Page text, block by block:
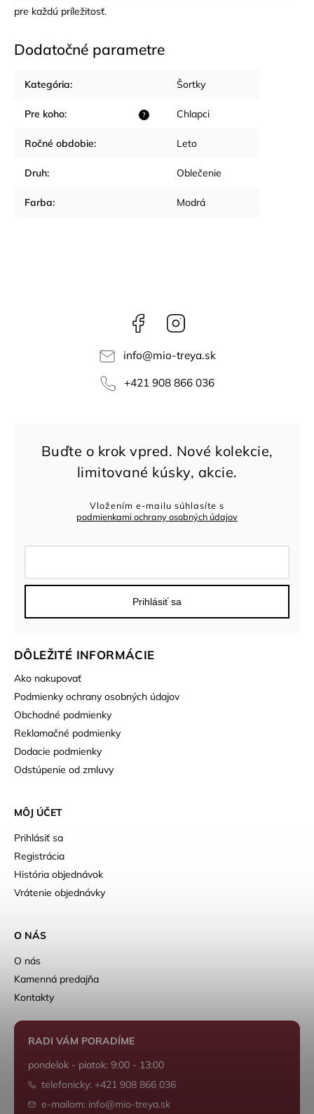
pre každú príležitosť.
Dodatočné parametre
Kategória: Šortky
?
Pre koho: Chlapci
Ročné obdobie: Leto
Druh: Oblečenie
Farba: Modrá
Facebook
info@mio-treya.sk
+421 908 866 036
DÔLEŽITÉ INFORMÁCIE
Ako nakupovať
Podmienky ochrany osobných údajov
Obchodné podmienky
Reklamačné podmienky
Dodacie podmienky
Odstúpenie od zmluvy
MÔJ ÚČET
Prihlásiť sa
Registrácia
História objednávok
Vrátenie objednávky
Vložením e-mailu súhlasíte s
podmienkami ochrany osobných údajov
Prihlásiť sa
O NÁS
O nás
Kamenná predajňa
Kontakty
RADI VÁM PORADÍME
pondelok - piatok: 9:00 - 13:00
telefonicky: +421 908 866 036
e-mailom: info@mio-treya.sk